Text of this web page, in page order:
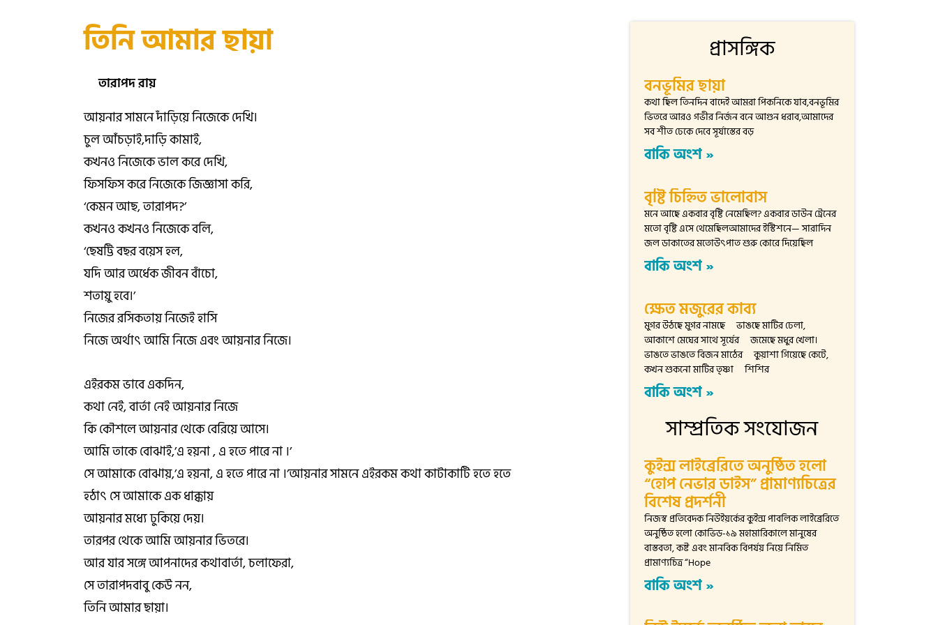
তিনি আমার ছায়া
তারাপদ রায়
আয়নার সামনে দাঁড়িয়ে নিজেকে দেখি।
চুল আঁচড়াই,দাড়ি কামাই,
কখনও নিজেকে ভাল করে দেখি,
ফিসফিস করে নিজেকে জিজ্ঞাসা করি,
‘কেমন আছ, তারাপদ?’
কখনও কখনও নিজেকে বলি,
‘ছেষট্টি বছর বয়েস হল,
যদি আর অর্ধেক জীবন বাঁচো,
শতায়ু হবে।’
নিজের রসিকতায় নিজেই হাসি
নিজে অর্থাৎ আমি নিজে এবং আয়নার নিজে।
এইরকম ভাবে একদিন,
কথা নেই, বার্তা নেই আয়নার নিজে
কি কৌশলে আয়নার থেকে বেরিয়ে আসে।
আমি তাকে বোঝাই,’এ হয়না , এ হতে পারে না ।’
সে আমাকে বোঝায়,’এ হয়না, এ হতে পারে না ।’আয়নার সামনে এইরকম কথা কাটাকাটি হতে হতে
হঠাৎ সে আমাকে এক ধাক্কায়
আয়নার মধ্যে ঢুকিয়ে দেয়।
তারপর থেকে আমি আয়নার ভিতরে।
আর যার সঙ্গে আপনাদের কথাবার্তা, চলাফেরা,
সে তারাপদবাবু কেউ নন,
তিনি আমার ছায়া।
প্রাসঙ্গিক
বনভূমির ছায়া
কথা ছিল তিনদিন বাদেই আমরা পিকনিকে যাব,বনভূমির
ভিতরে আরও গভীর নির্জন বনে আগুন ধরাব,আমাদের
সব শীত ঢেকে দেবে সূর্যাস্তের বড়
বাকি অংশ »
বৃষ্টি চিহ্নিত ভালোবাস
মনে আছে একবার বৃষ্টি নেমেছিল? একবার ডাউন ট্রেনের
মতো বৃষ্টি এসে থেমেছিলআমাদের ইস্টিশনে— সারাদিন
জল ডাকাতের মতোউৎপাত শুরু কোরে দিয়েছিল
বাকি অংশ »
ক্ষেত মজুরের কাব্য
মুগর উঠছে মুগর নামছে ভাঙছে মাটির ঢেলা,
আকাশে মেঘের সাথে সূর্যের জমেছে মধুর খেলা।
ভাঙতে ভাঙতে বিজন মাঠের কুয়াশা গিয়েছে কেটে,
কখন শুকনো মাটির তৃষ্ণা শিশির
বাকি অংশ »
সাম্প্রতিক সংযোজন
কুইন্স লাইব্রেরিতে অনুষ্ঠিত হলো
“হোপ নেভার ডাইস” প্রামাণ্যচিত্রের
বিশেষ প্রদর্শনী
নিজস্ব প্রতিবেদক নিউইয়র্কের কুইন্স পাবলিক লাইব্রেরিতে
অনুষ্ঠিত হলো কোভিড-১৯ মহামারিকালে মানুষের
বাস্তবতা, কষ্ট এবং মানবিক বিপর্যয় নিয়ে নির্মিত
প্রামাণ্যচিত্র “Hope
বাকি অংশ »